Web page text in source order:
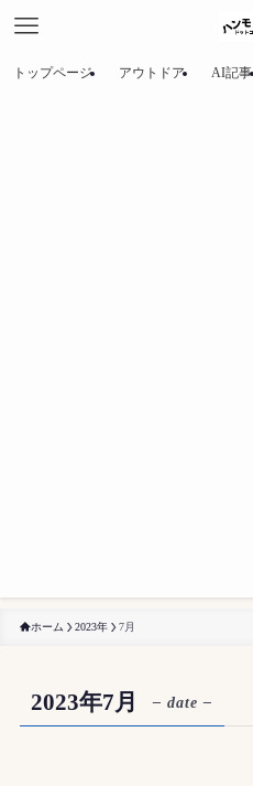
トップページ アウトドア AI記事
ホーム 2023年 7月
2023年7月 – date –